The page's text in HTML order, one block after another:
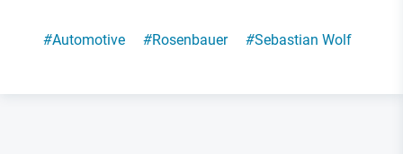
#Automotive #Rosenbauer #Sebastian Wolf